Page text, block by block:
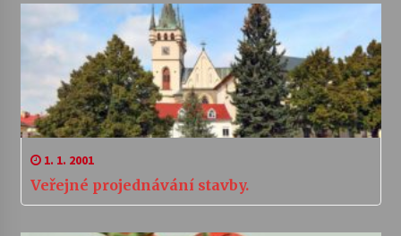
1. 1. 2001
Veřejné projednávání stavby.